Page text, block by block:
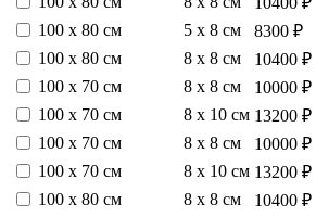
100 х 80 см
5 х 8 см
8300 ₽
100 х 80 см
8 х 8 см
10400 ₽
100 х 70 см
8 х 8 см
10000 ₽
100 х 70 см
8 х 10 см 13200 ₽
100 х 70 см
8 х 8 см
10000 ₽
100 х 70 см
8 х 10 см 13200 ₽
100 х 80 см
8 х 8 см
10400 ₽